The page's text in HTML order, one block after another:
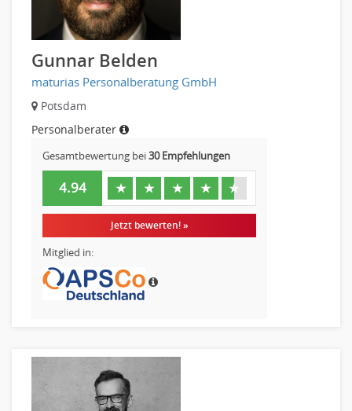
Gunnar Belden
maturias Personalberatung GmbH
Potsdam
Personalberater
Gesamtbewertung bei30 Empfehlungen
4.94 ★ ★ ★ ★ ★
Jetzt bewerten! »
Mitglied in: